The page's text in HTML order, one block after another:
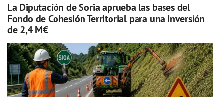
La Diputación de Soria aprueba las bases del
Fondo de Cohesión Territorial para una inversión
de 2,4 M€